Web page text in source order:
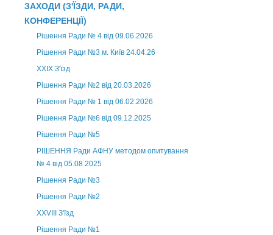
ЗАХОДИ (З'ЇЗДИ, РАДИ,
КОНФЕРЕНЦІЇ)
Рішення Ради № 4 від 09.06.2026
Рішення Ради №3 м. Київ 24.04.26
XXІХ З'їзд
Рішення Ради №2 від 20.03.2026
Рішення Ради № 1 від 06.02.2026
Рішення Ради №6 від 09.12.2025
Рішення Ради №5
РІШЕННЯ Ради АФНУ методом опитування
№ 4 від 05.08.2025
Рішення Ради №3
Рішення Ради №2
XXVIII З'їзд
Рішення Ради №1